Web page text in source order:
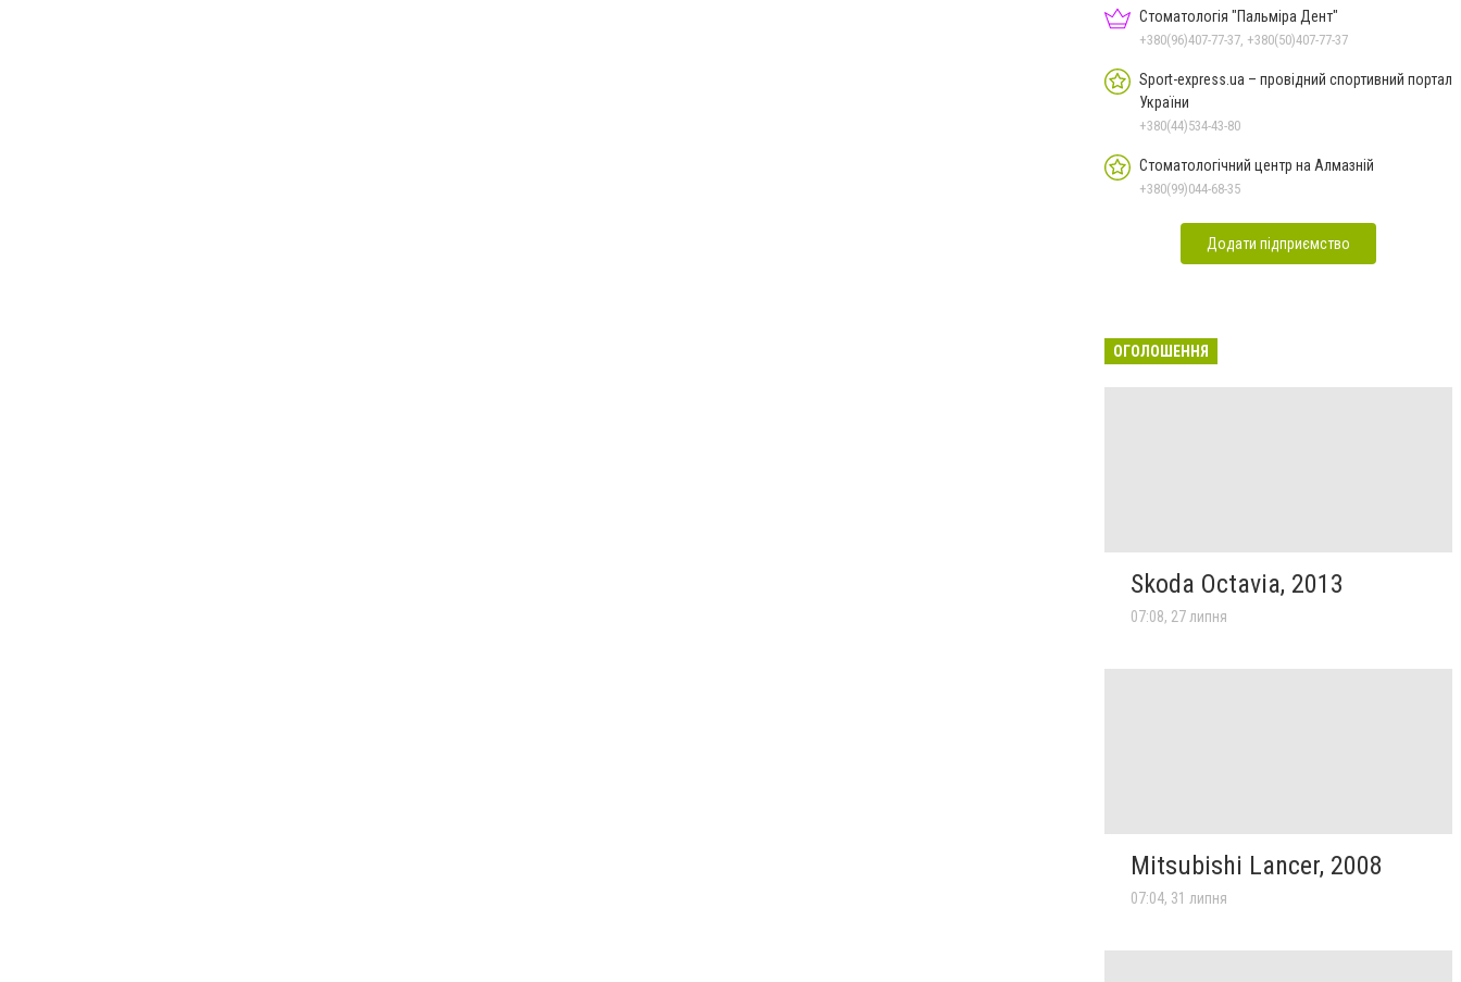
Стоматологія "Пальміра Дент"
+380(96)407-77-37, +380(50)407-77-37
Sport-express.ua – провідний спортивний портал
України
+380(44)534-43-80
Стоматологічний центр на Алмазній
+380(99)044-68-35
Додати підприємство
ОГОЛОШЕННЯ
Skoda Octavia, 2013
07:08, 27 липня
Mitsubishi Lancer, 2008
07:04, 31 липня